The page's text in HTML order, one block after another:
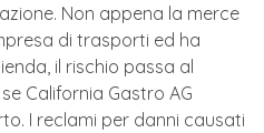
Non appena la merce
di trasporti ed ha
il rischio passa al
California Gastro AG
I reclami per danni causati